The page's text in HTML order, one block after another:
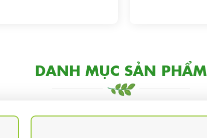
DANH MỤC SẢN PHẨM